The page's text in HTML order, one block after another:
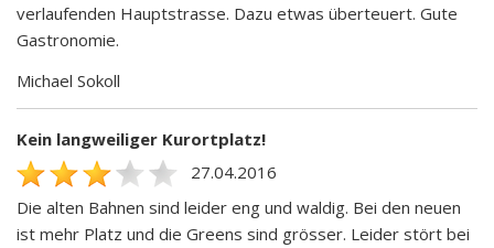
verlaufenden Hauptstrasse. Dazu etwas überteuert. Gute
Gastronomie.
Michael Sokoll
Kein langweiliger Kurortplatz!
27.04.2016
Die alten Bahnen sind leider eng und waldig. Bei den neuen
ist mehr Platz und die Greens sind grösser. Leider stört bei